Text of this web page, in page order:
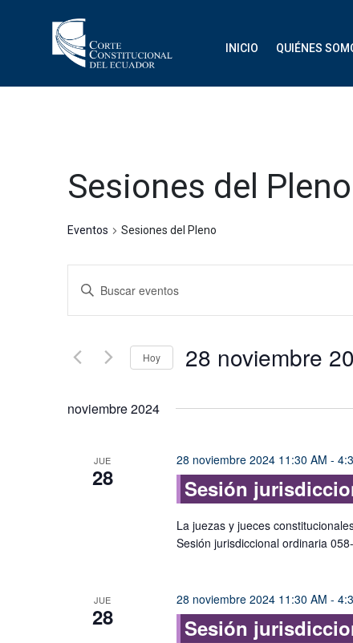
INICIO QUIÉNES
Sesiones del Pleno
Eventos Sesiones del Pleno
Navegación
de
búsqueda
y
vistas
Eventos
Introduce
Busca
la
clave.
Hoy 28
noviembre 2024
JUE
28
28 noviembre 2024 11:30 AM -
Sesión
La juezas y jueces
Sesión jurisdiccional ordinaria
JUE
28
28 noviembre 2024 11:30 AM -
Sesión